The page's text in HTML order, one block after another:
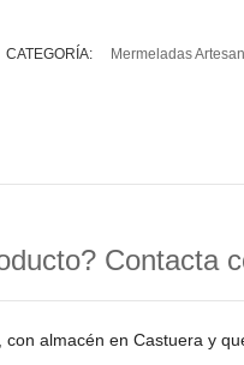
CATEGORÍA: Mermeladas
Contacta
almacén en Castuera y